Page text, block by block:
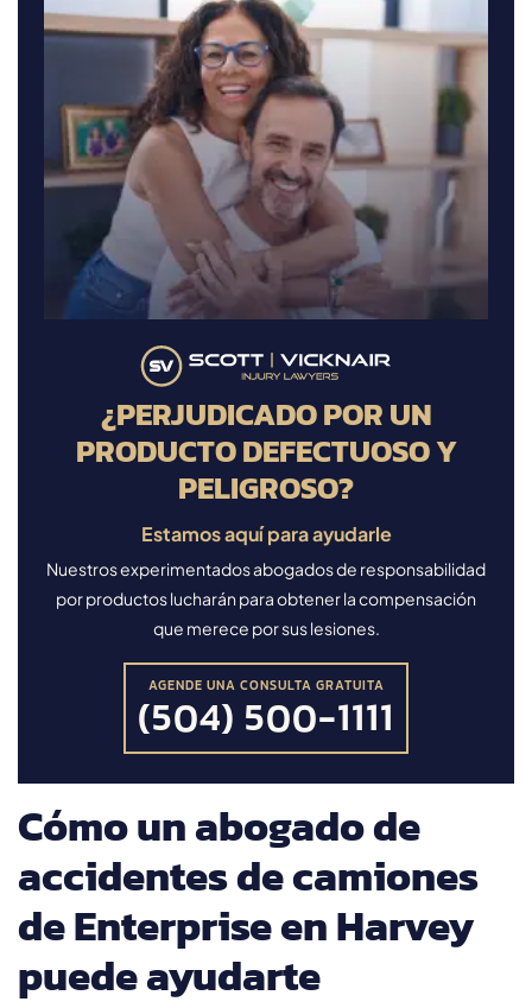
¿PERJUDICADO POR UN
PRODUCTO DEFECTUOSO Y
PELIGROSO?
Estamos aquí para ayudarle
Nuestros experimentados abogados de responsabilidad
por productos lucharán para obtener la compensación
que merece por sus lesiones.
AGENDE UNA CONSULTA GRATUITA
(504) 500-1111
Cómo un abogado de
accidentes de camiones
de Enterprise en Harvey
puede ayudarte